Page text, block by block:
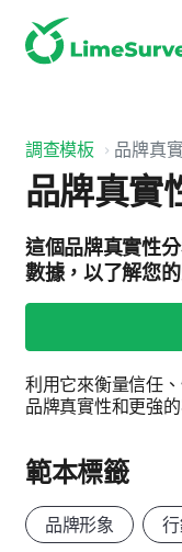
調查模板 品牌真
品牌真實
這個品牌真實性
數據，以了解您
利用它來衡量信任
品牌真實性和更強
範本標籤
品牌形象